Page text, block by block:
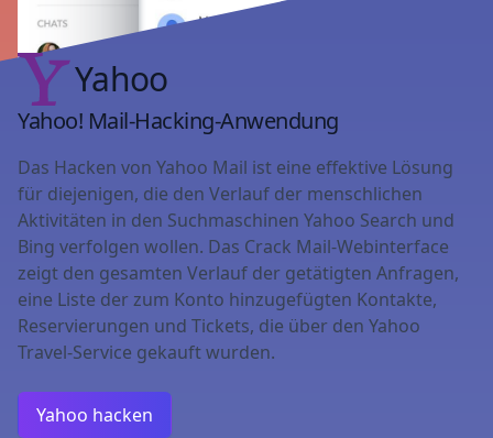
Yahoo
Yahoo! Mail-Hacking-Anwendung
Das Hacken von Yahoo Mail ist eine effektive Lösung
für diejenigen, die den Verlauf der menschlichen
Aktivitäten in den Suchmaschinen Yahoo Search und
Bing verfolgen wollen. Das Crack Mail-Webinterface
zeigt den gesamten Verlauf der getätigten Anfragen,
eine Liste der zum Konto hinzugefügten Kontakte,
Reservierungen und Tickets, die über den Yahoo
Travel-Service gekauft wurden.
Yahoo hacken